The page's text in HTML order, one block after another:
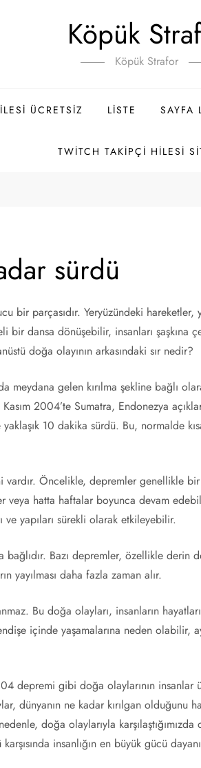
Köpük
Köpük Strafor
ÜCRETSIZ LISTE SAYFA
TWITCH TAKIPÇI HILESI
sürdü
bir parçasıdır. Yeryüzündeki hareketler,
bir dansa dönüşebilir, insanları şaşkına
doğa olayının arkasındaki sır nedir?
meydana gelen kırılma şekline bağlı
2004’te Sumatra, Endonezya
10 dakika sürdü. Bu, normalde
Öncelikle, depremler genellikle bir
veya hatta haftalar boyunca devam
yapıları sürekli olarak etkileyebilir.
bağlıdır. Bazı depremler, özellikle derin
yayılması daha fazla zaman alır.
Bu doğa olayları, insanların
içinde yaşamalarına neden olabilir,
depremi gibi doğa olaylarının insanlar
dünyanın ne kadar kırılgan olduğunu
doğa olaylarıyla karşılaştığımızda
insanlığın en büyük gücü